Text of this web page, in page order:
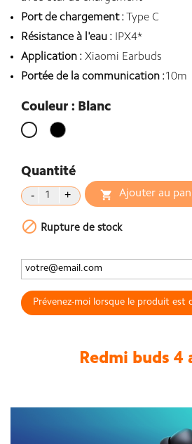
Port de chargement :
Type C
Résistance à l'eau : IPX4*
Application : Xiaomi Earbuds
Portée de la communication :10m
Couleur : Blanc
Blanc Noir
Quantité
 Ajouter au
 Rupture de stock
Prévenez-moi lorsque le produit est
Redmi buds 4